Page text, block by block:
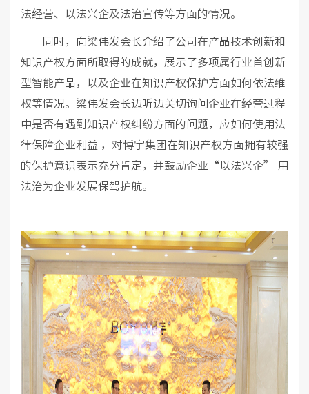
法经营、以法兴企及法治宣传等方面的情况。
同时，向梁伟发会长介绍了公司在产品技术创新和
知识产权方面所取得的成就，展示了多项属行业首创新
型智能产品，以及企业在知识产权保护方面如何依法维
权等情况。梁伟发会长边听边关切询问企业在经营过程
中是否有遇到知识产权纠纷方面的问题，应如何使用法
律保障企业利益 ，对博宇集团在知识产权方面拥有较强
的保护意识表示充分肯定，并鼓励企业“以法兴企” 用
法治为企业发展保驾护航。